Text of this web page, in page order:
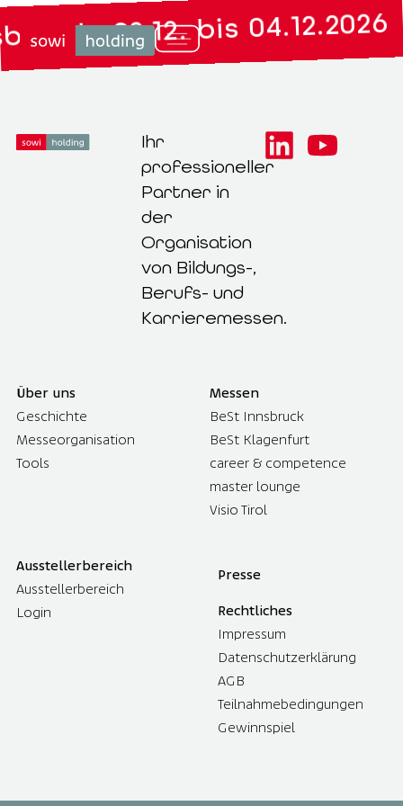
02.12. bis 04.12.2026
Ihr
professioneller
Partner in
der
Organisation
von Bildungs-,
Berufs- und
Karrieremessen.
Über uns
Geschichte
Messeorganisation
Tools
Messen
BeSt Innsbruck
BeSt Klagenfurt
career & competence
master lounge
Visio Tirol
Ausstellerbereich
Ausstellerbereich
Login
Presse
Rechtliches
Impressum
Datenschutzerklärung
AGB
Teilnahmebedingungen
Gewinnspiel